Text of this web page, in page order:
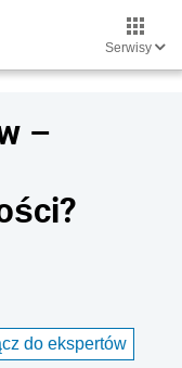
Serwisy
–
do ekspertów